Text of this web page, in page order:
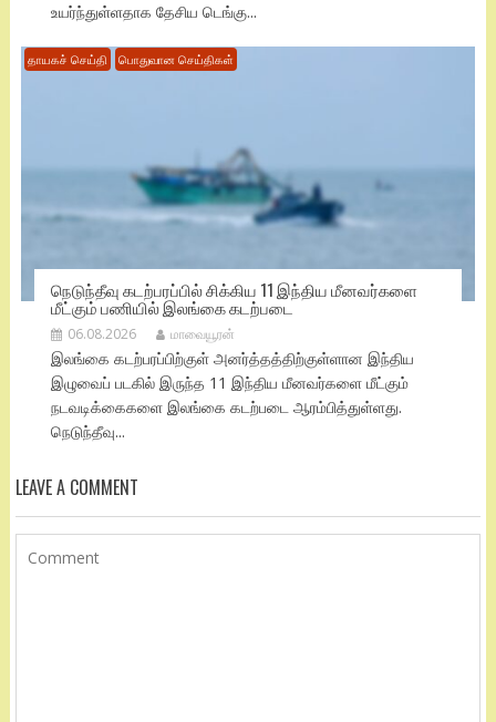
உயர்ந்துள்ளதாக தேசிய டெங்கு...
தாயகச் செய்தி பொதுவான செய்திகள்
நெடுந்தீவு கடற்பரப்பில் சிக்கிய 11 இந்திய மீனவர்களை
மீட்கும் பணியில் இலங்கை கடற்படை
06.08.2026 மாவையூரன்
இலங்கை கடற்பரப்பிற்குள் அனர்த்தத்திற்குள்ளான இந்திய
இழுவைப் படகில் இருந்த 11 இந்திய மீனவர்களை மீட்கும்
நடவடிக்கைகளை இலங்கை கடற்படை ஆரம்பித்துள்ளது.
நெடுந்தீவு...
LEAVE A COMMENT